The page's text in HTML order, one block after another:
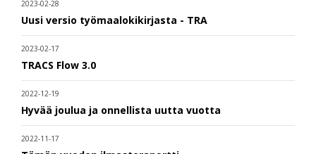
2023-02-28
Uusi versio työmaalokikirjasta - TRA
2023-02-17
TRACS Flow 3.0
2022-12-19
Hyvää joulua ja onnellista uutta vuotta
2022-11-17